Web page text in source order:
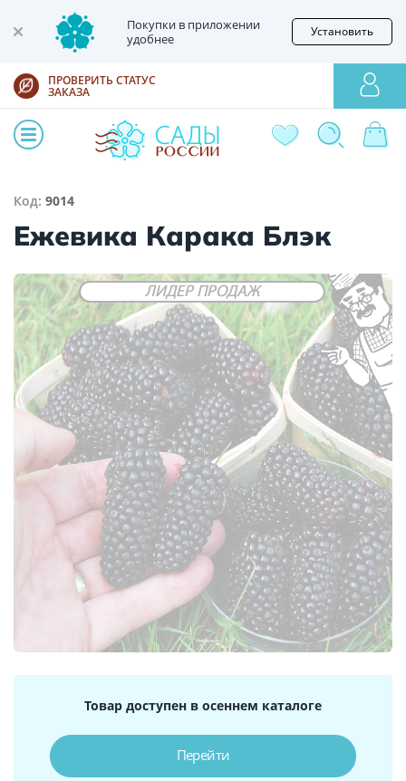
Покупки в приложении
удобнее
Установить
ПРОВЕРИТЬ СТАТУС
ЗАКАЗА
Код: 9014
Ежевика Карака Блэк
ЛИДЕР ПРОДАЖ
Товар доступен в осеннем каталоге
Перейти